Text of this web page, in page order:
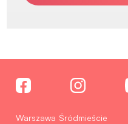
Warszawa Śródmieście